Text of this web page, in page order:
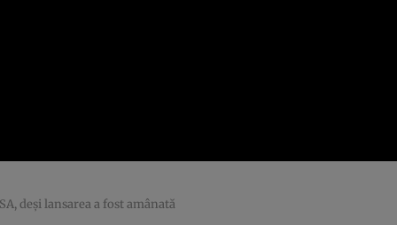
deși lansarea a fost amânată